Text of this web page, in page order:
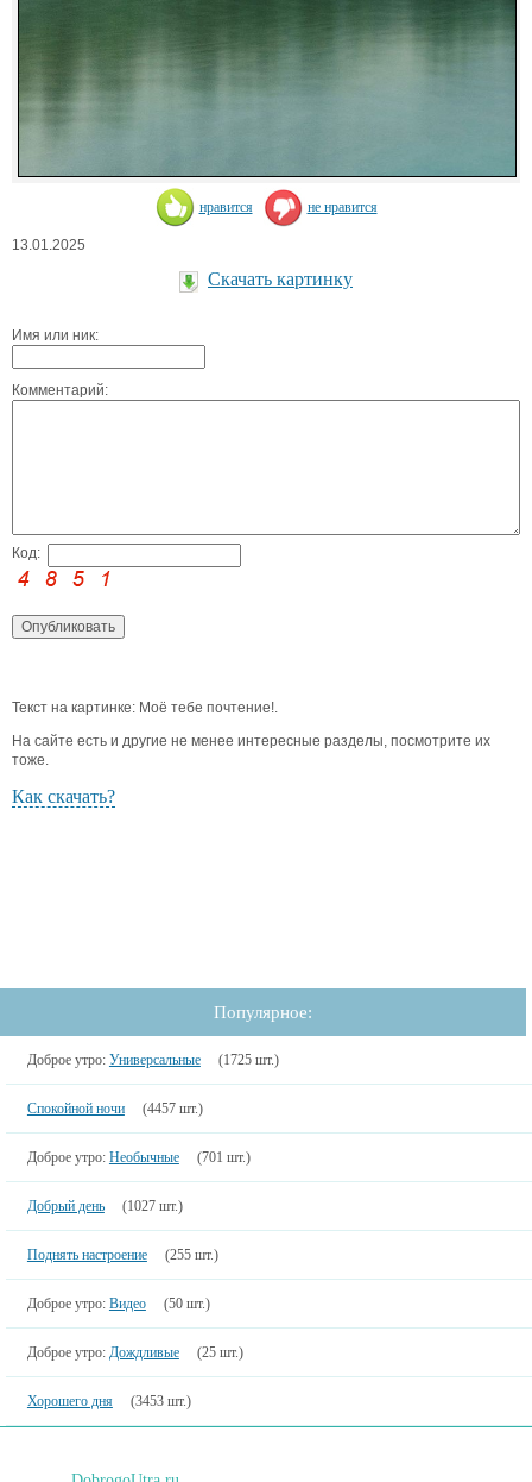
нравится не нравится
13.01.2025
Скачать картинку
Имя или ник:
Комментарий:
Код:
Текст на картинке: Моё тебе почтение!.
На сайте есть и другие не менее интересные разделы, посмотрите их
тоже.
Как скачать?
Популярное:
Доброе утро: Универсальные (1725 шт.)
Спокойной ночи (4457 шт.)
Доброе утро: Необычные (701 шт.)
Добрый день (1027 шт.)
Поднять настроение (255 шт.)
Доброе утро: Видео (50 шт.)
Доброе утро: Дождливые (25 шт.)
Хорошего дня (3453 шт.)